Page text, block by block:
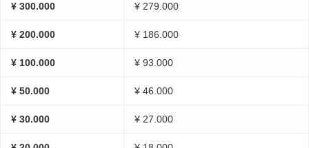
¥ 300.000 ¥ 279.000
¥ 200.000 ¥ 186.000
¥ 100.000 ¥ 93.000
¥ 50.000 ¥ 46.000
¥ 30.000 ¥ 27.000